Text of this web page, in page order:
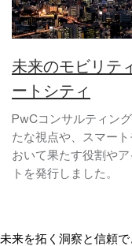
未来のモビリテ
ートシティ
PwCコンサルティン
たな視点や、スマー
おいて果たす役割や
トを発行しました。
未来を拓く洞察と信頼